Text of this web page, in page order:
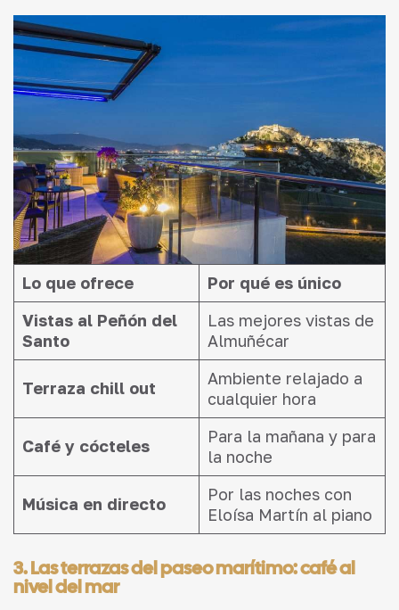
Lo que ofrece
Por qué es único
Vistas al Peñón del
Santo
Las mejores vistas de
Almuñécar
Terraza chill out
Ambiente relajado a
cualquier hora
Café y cócteles
Para la mañana y para
la noche
Música en directo
Por las noches con
Eloísa Martín al piano
3. Las terrazas del paseo marítimo: café al
nivel del mar